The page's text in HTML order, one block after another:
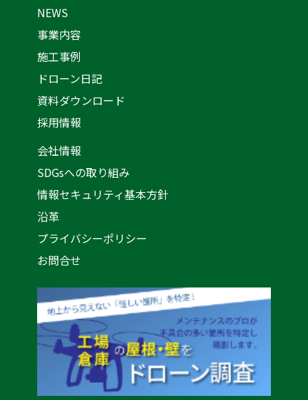
NEWS
事業内容
施工事例
ドローン日記
資料ダウンロード
採用情報
会社情報
SDGsへの取り組み
情報セキュリティ基本方針
沿革
プライバシーポリシー
お問合せ